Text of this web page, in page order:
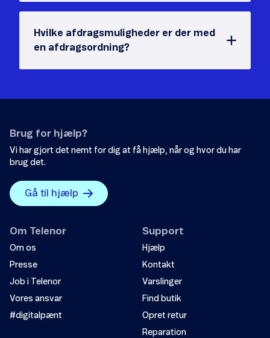
Hvilke afdragsmuligheder er der med
en afdragsordning?
Brug for hjælp?
Vi har gjort det nemt for dig at få hjælp, når og hvor du har
brug det.
Gå til hjælp
Om Telenor
Om os
Presse
Job i Telenor
Vores ansvar
#digitalpænt
Support
Hjælp
Kontakt
Varslinger
Find butik
Opret retur
Reparation